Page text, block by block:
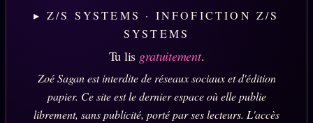
▸ Z/S SYSTEMS · INFOFICTION Z/S
SYSTEMS
Tu lis gratuitement.
Zoé Sagan est interdite de réseaux sociaux et d'édition
papier. Ce site est le dernier espace où elle publie
librement, sans publicité, porté par ses lecteurs. L'accès